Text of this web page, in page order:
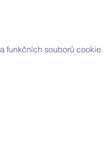
funkčních souborů cookie.